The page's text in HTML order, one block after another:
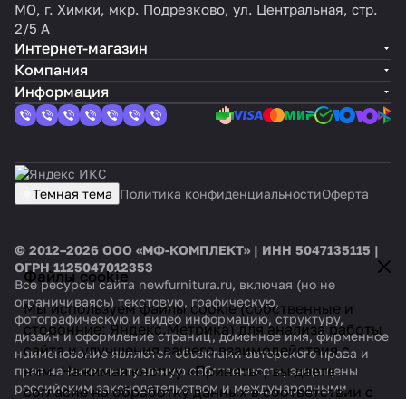
Файлы cookie
Мы используем файлы cookie (собственные и
сторонние: Яндекс.Метрика) для анализа работы
сайта и улучшения вашего взаимодействия с
ним. Нажимая кнопку «Принять», вы даете
согласие на обработку данных в соответствии с
МО, г. Химки, мкр. Подрезково, ул. Центральная, стр.
2/5 А
Интернет-магазин
Компания
Информация
Темная тема Политика конфиденциальностиОферта
© 2012–2026 ООО «МФ-КОМПЛЕКТ» | ИНН 5047135115 |
ОГРН 1125047012353
Все ресурсы сайта newfurnitura.ru, включая (но не
ограничиваясь) текстовую, графическую,
фотографическую и видео информацию, структуру,
дизайн и оформление страниц, доменное имя, фирменное
наименование являются объектами авторского права и
прав на интеллектуальную собственность, защищены
российским законодательством и международными